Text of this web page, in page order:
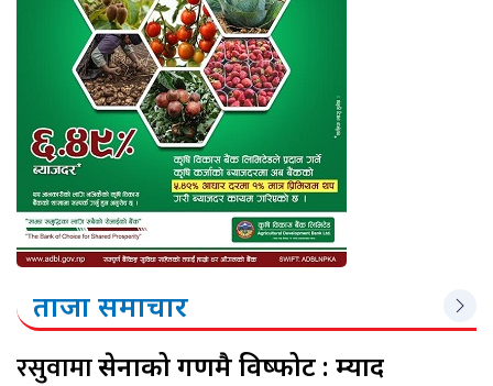
ताजा समाचार
रसुवामासेनाको गणमै विष्फोट : म्याद